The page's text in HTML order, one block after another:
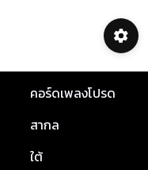
คอร์ดเพลงโปรด
สากล
ใต้